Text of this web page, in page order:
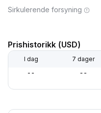
Sirkulerende forsyning
Prishistorikk (USD)
I dag 7 dager
-- --